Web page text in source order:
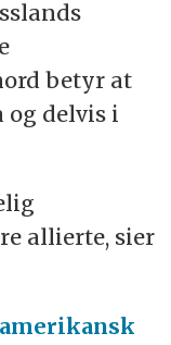
betyr at
og delvis i
allierte, sier